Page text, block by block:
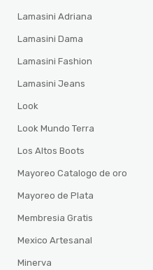
Lamasini Adriana
Lamasini Dama
Lamasini Fashion
Lamasini Jeans
Look
Look Mundo Terra
Los Altos Boots
Mayoreo Catalogo de oro
Mayoreo de Plata
Membresia Gratis
Mexico Artesanal
Minerva